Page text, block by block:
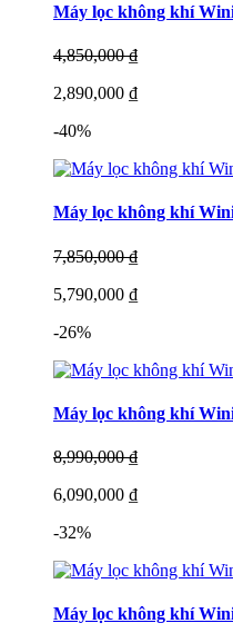
Máy lọc không khí
4,850,000 ₫
2,890,000 ₫
-40%
Máy lọc không khí
7,850,000 ₫
5,790,000 ₫
-26%
Máy lọc không khí
8,990,000 ₫
6,090,000 ₫
-32%
Máy lọc không khí